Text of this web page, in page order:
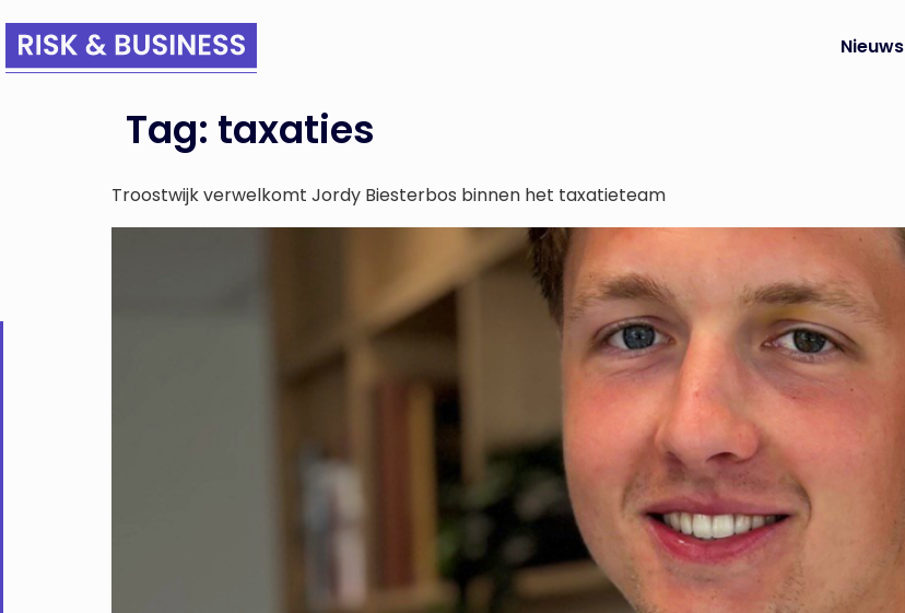
Nieuws
Tag: taxaties
Troostwijk verwelkomt Jordy Biesterbos binnen het taxatieteam